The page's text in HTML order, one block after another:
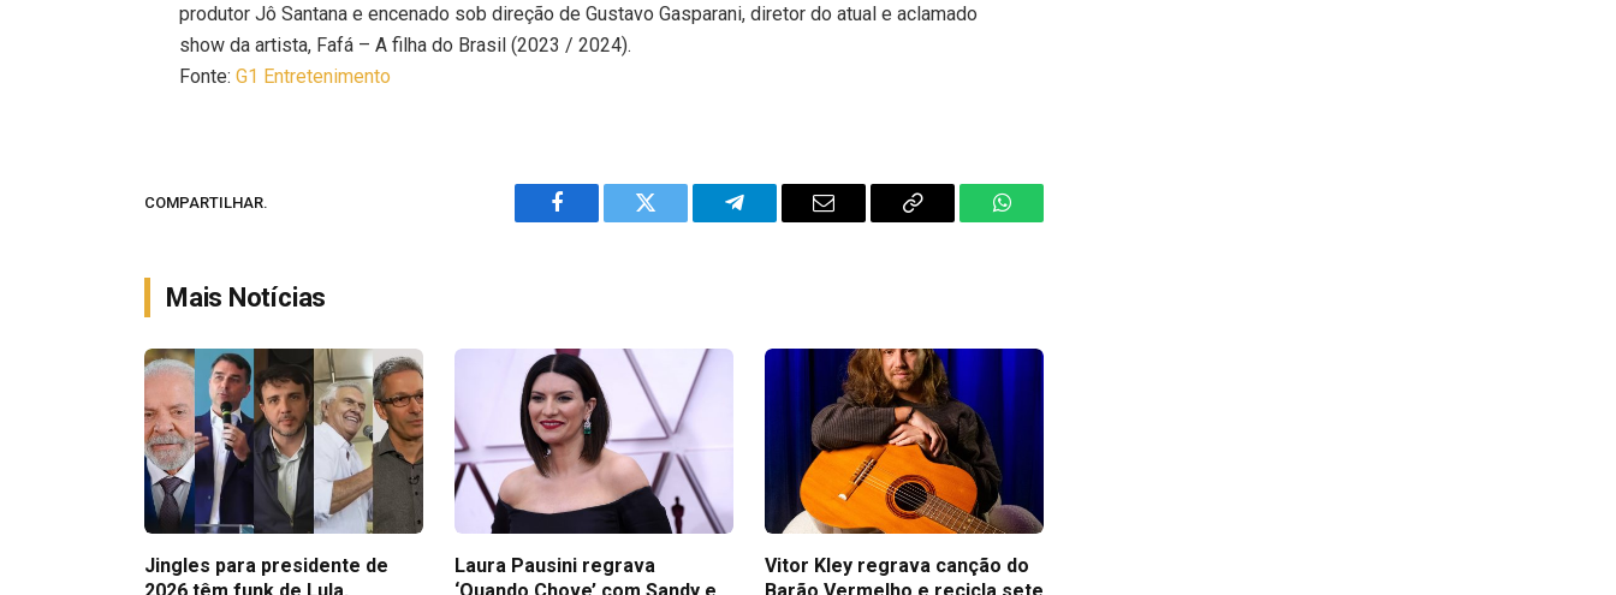
produtor Jô Santana e encenado sob direção de Gustavo Gasparani, diretor do atual e aclamado
show da artista, Fafá – A filha do Brasil (2023 / 2024).
Fonte:G1 Entretenimento
COMPARTILHAR.
Facebook Twitter Telegram Email
Copy
WhatsApp
Mais Notícias
Jingles para presidente de
Laura Pausini regrava
Vitor Kley regrava canção do